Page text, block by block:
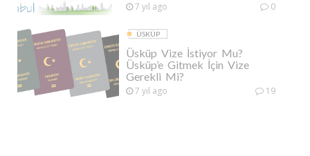
7 yıl ago 0
ÜSKÜP
Üsküp Vize İstiyor Mu?
Üsküp’e Gitmek İçin Vize
Gerekli Mi?
7 yıl ago 19